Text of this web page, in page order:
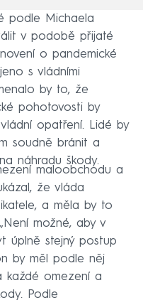
podle Michaela
v podobě přijaté
o pandemické
s vládními
by to, že
pohotovosti by
opatření. Lidé by
soudně bránit a
náhradu škody.
maloobchodu a
že vláda
a měla by to
možné, aby v
úplně stejný postup
by měl podle něj
každé omezení a
Podle